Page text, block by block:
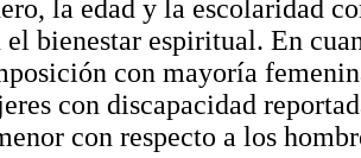
la edad y la escolaridad
el bienestar espiritual. En
con mayoría
con discapacidad
con respecto a los